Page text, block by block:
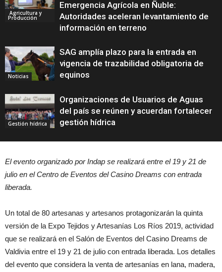
Agricultura y
Producción
Emergencia Agrícola en Ñuble:
Autoridades aceleran levantamiento de
información en terreno
Noticias
SAG amplía plazo para la entrada en
vigencia de trazabilidad obligatoria de
equinos
Gestión hídrica
Organizaciones de Usuarios de Aguas
del país se reúnen y acuerdan fortalecer
gestión hídrica
El evento organizado por Indap se realizará entre el 19 y 21 de
julio en el Centro de Eventos del Casino Dreams con entrada
liberada.
Un total de 80 artesanas y artesanos protagonizarán la quinta
versión de la Expo Tejidos y Artesanías Los Ríos 2019, actividad
que se realizará en el Salón de Eventos del Casino Dreams de
Valdivia entre el 19 y 21 de julio con entrada liberada. Los detalles
del evento que considera la venta de artesanías en lana, madera,